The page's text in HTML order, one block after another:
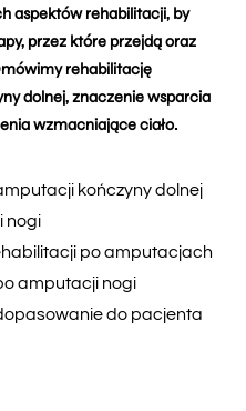
aspektów rehabilitacji, by
przez które przejdą oraz
rehabilitację
dolnej, znaczenie wsparcia
wzmacniające ciało.
kończyny dolnej
nogi
po amputacjach
amputacji nogi
do pacjenta